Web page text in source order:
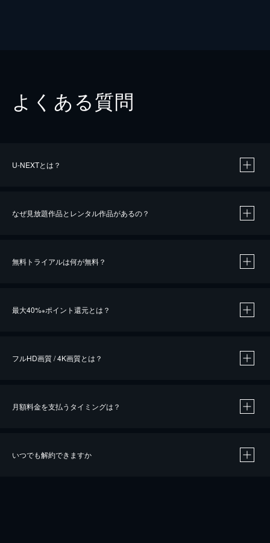
よくある質問
U-NEXTとは？
なぜ見放題作品とレンタル作品があるの？
無料トライアルは何が無料？
最大40%※ポイント還元とは？
※40％ポイント還元の対象は、クレジットカード決済による作品の購入 / レンタルです。
フルHD画質 / 4K画質とは？
月額料金を支払うタイミングは？
いつでも解約できますか